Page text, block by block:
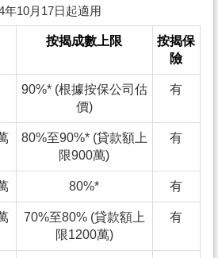
年10月17日起適用
按揭成數上限
按揭保
險
90%* (根據按保公司估
價)
有
80%至90%* (貸款額上
限900萬)
有
80%* 有
70%至80% (貸款額上
限1200萬)
有